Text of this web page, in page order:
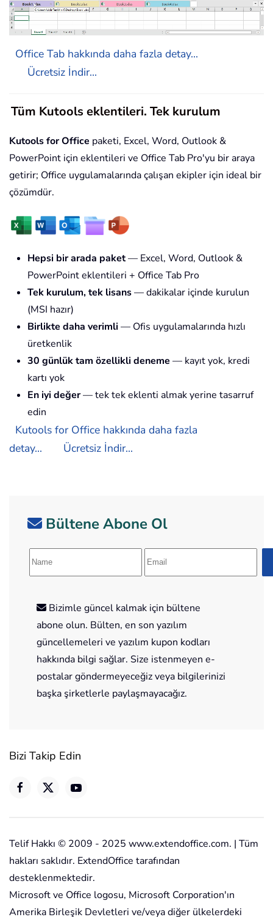
Office Tab hakkında daha fazla detay...
Ücretsiz İndir...
Tüm Kutools eklentileri. Tek kurulum
Kutools for Office paketi, Excel, Word, Outlook &
PowerPoint için eklentileri ve Office Tab Pro'yu bir araya
getirir; Office uygulamalarında çalışan ekipler için ideal bir
çözümdür.
Hepsi bir arada paket— Excel, Word, Outlook &
PowerPoint eklentileri + Office Tab Pro
Tek kurulum, tek lisans— dakikalar içinde kurulun
(MSI hazır)
Birlikte daha verimli — Ofis uygulamalarında hızlı
üretkenlik
30 günlük tam özellikli deneme — kayıt yok, kredi
kartı yok
En iyi değer— tek tek eklenti almak yerine tasarruf
edin
Kutools for Office hakkında daha fazla
detay...
Ücretsiz İndir...
Bültene Abone Ol
Bizimle güncel kalmak için bültene
abone olun. Bülten, en son yazılım
güncellemeleri ve yazılım kupon kodları
hakkında bilgi sağlar. Size istenmeyen e-
postalar göndermeyeceğiz veya bilgilerinizi
başka şirketlerle paylaşmayacağız.
Bizi Takip Edin
Telif Hakkı © 2009 - 2025 www.extendoffice.com. | Tüm
hakları saklıdır. ExtendOffice tarafından
desteklenmektedir.
Microsoft ve Office logosu, Microsoft Corporation'ın
Amerika Birleşik Devletleri ve/veya diğer ülkelerdeki